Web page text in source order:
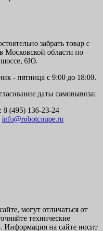
забрать товар с
Московской области по
шоссе, 6Ю.
- пятница с 9:00 до 18:00.
даты самовывоза:
8 (495) 136-23-24
info@robotcoupe.ru
могут отличаться от
технические
Информация на сайте носит